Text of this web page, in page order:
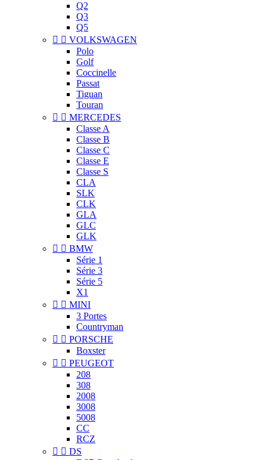
Q2
Q3
Q5
  VOLKSWAGEN
Polo
Golf
Coccinelle
Passat
Tiguan
Touran
  MERCEDES
Classe A
Classe B
Classe C
Classe E
Classe S
CLA
SLK
CLK
GLA
GLC
GLK
  BMW
Série 1
Série 3
Série 5
X1
  MINI
3 Portes
Countryman
  PORSCHE
Boxster
  PEUGEOT
208
308
2008
3008
5008
CC
RCZ
  DS